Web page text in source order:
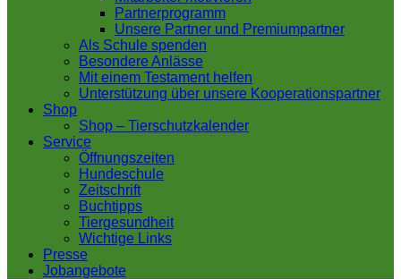
Partnerprogramm
Unsere Partner und Premiumpartner
Als Schule spenden
Besondere Anlässe
Mit einem Testament helfen
Unterstützung über unsere Kooperationspartner
Shop
Shop – Tierschutzkalender
Service
Öffnungszeiten
Hundeschule
Zeitschrift
Buchtipps
Tiergesundheit
Wichtige Links
Presse
Jobangebote